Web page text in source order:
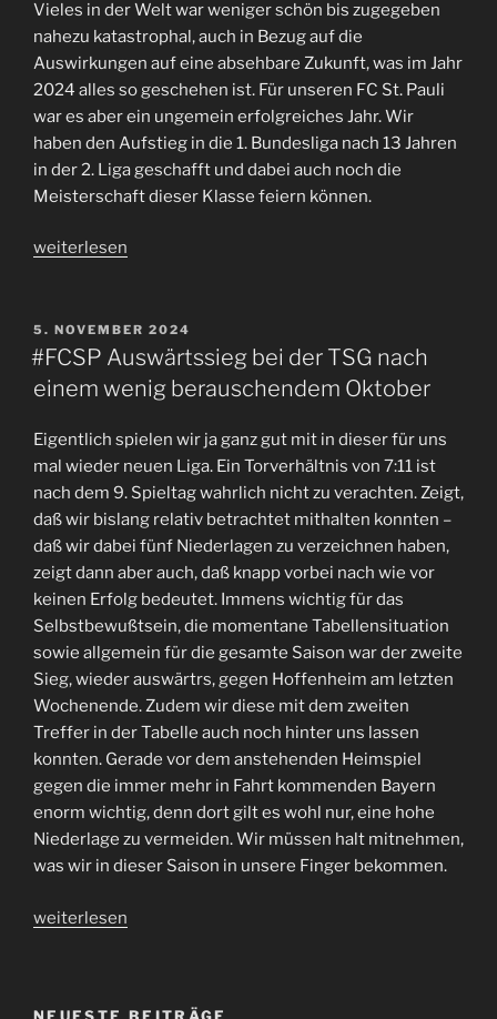
Jahresbeginn
beim
#FCSP“
Vieles in der Welt war weniger schön bis zugegeben
nahezu katastrophal, auch in Bezug auf die
Auswirkungen auf eine absehbare Zukunft, was im Jahr
2024 alles so geschehen ist. Für unseren FC St. Pauli
war es aber ein ungemein erfolgreiches Jahr. Wir
haben den Aufstieg in die 1. Bundesliga nach 13 Jahren
in der 2. Liga geschafft und dabei auch noch die
Meisterschaft dieser Klasse feiern können.
„2024
für
ein
Jahr
den
#FCSP!“
weiterlesen
VERÖFFENTLICHT
AM
5. NOVEMBER 2024
#FCSP Auswärtssieg bei der TSG nach
einem wenig berauschendem Oktober
Eigentlich spielen wir ja ganz gut mit in dieser für uns
mal wieder neuen Liga. Ein Torverhältnis von 7:11 ist
nach dem 9. Spieltag wahrlich nicht zu verachten. Zeigt,
daß wir bislang relativ betrachtet mithalten konnten –
daß wir dabei fünf Niederlagen zu verzeichnen haben,
zeigt dann aber auch, daß knapp vorbei nach wie vor
keinen Erfolg bedeutet. Immens wichtig für das
Selbstbewußtsein, die momentane Tabellensituation
sowie allgemein für die gesamte Saison war der zweite
Sieg, wieder auswärtrs, gegen Hoffenheim am letzten
Wochenende. Zudem wir diese mit dem zweiten
Treffer in der Tabelle auch noch hinter uns lassen
konnten. Gerade vor dem anstehenden Heimspiel
gegen die immer mehr in Fahrt kommenden Bayern
enorm wichtig, denn dort gilt es wohl nur, eine hohe
Niederlage zu vermeiden. Wir müssen halt mitnehmen,
was wir in dieser Saison in unsere Finger bekommen.
„#FCSP
weiterlesen